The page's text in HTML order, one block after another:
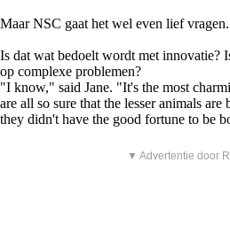
Maar NSC gaat het wel even lief vragen.
Is dat wat bedoelt wordt met innovatie?
op complexe problemen?
"I know," said Jane. "It's the most
are all so sure that the lesser animals
they didn't have the good fortune to be
▼ Advertentie door